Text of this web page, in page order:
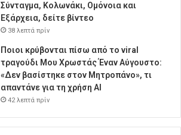
Σύνταγμα, Κολωνάκι, Ομόνοια και
Εξάρχεια, δείτε βίντεο
38 λεπτά πρίν
Ποιοι κρύβονται πίσω από το viral
τραγούδι Μου Χρωστάς Έναν Αύγουστο:
«Δεν βασίστηκε στον Μητροπάνο», τι
απαντάνε για τη χρήση AI
42 λεπτά πρίν